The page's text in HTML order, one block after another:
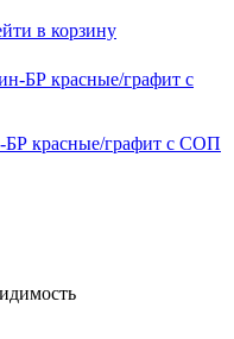
в корзину
БР красные/графит с СОП